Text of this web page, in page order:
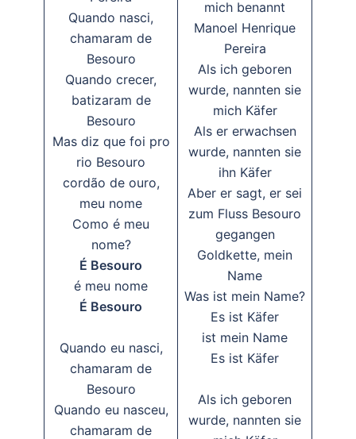
Quando nasci,
chamaram de
Besouro
Quando crecer,
batizaram de
Besouro
Mas diz que foi pro
rio Besouro
cordão de ouro,
meu nome
Como é meu
nome?
É Besouro
é meu nome
É Besouro
Quando eu nasci,
chamaram de
Besouro
Quando eu nasceu,
chamaram de
mich benannt
Manoel Henrique
Pereira
Als ich geboren
wurde, nannten sie
mich Käfer
Als er erwachsen
wurde, nannten sie
ihn Käfer
Aber er sagt, er sei
zum Fluss Besouro
gegangen
Goldkette, mein
Name
Was ist mein Name?
Es ist Käfer
ist mein Name
Es ist Käfer
Als ich geboren
wurde, nannten sie